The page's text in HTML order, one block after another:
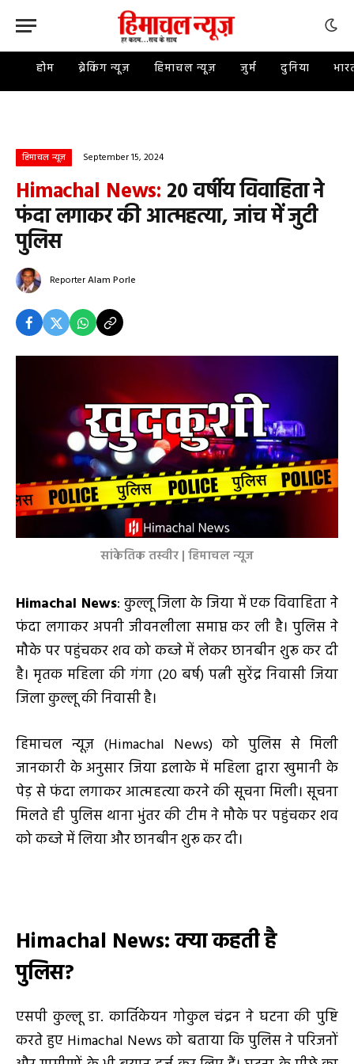
होम ब्रेकिंग न्यूज़ हिमाचल न्यूज़ जुर्म दुनिया
हिमाचल न्यूज़ September 15, 2024
Himachal News: 20 वर्षीय विवाहिता ने
फंदा लगाकर की आत्महत्या, जांच में जुटी
पुलिस
ReporterAlam Porle
सांकेतिक तस्वीर | हिमाचल न्यूज
Himachal News: कुल्लू जिला के जिया में एक विवाहिता ने
फंदा लगाकर अपनी जीवनलीला समाप्त कर ली है। पुलिस ने
मौके पर पहुंचकर शव को कब्जे में लेकर छानबीन शुरू कर दी
है। मृतक महिला की गंगा (20 बर्ष) पत्नी सुरेंद्र निवासी जिया
जिला कुल्लू की निवासी है।
हिमाचल न्यूज़ (Himachal News) को पुलिस से मिली
जानकारी के अनुसार जिया इलाके में महिला द्वारा खुमानी के
पेड़ से फंदा लगाकर आत्महत्या करने की सूचना मिली। सूचना
मिलते ही पुलिस थाना भुंतर की टीम ने मौके पर पहुंचकर शव
को कब्जे में लिया और छानबीन शुरू कर दी।
Himachal News: क्या कहती है
पुलिस?
एसपी कुल्लू डा. कार्तिकेयन गोकुल चंद्रन ने घटना की पुष्टि
करते हुए Himachal News को बताया कि पुलिस ने परिजनों